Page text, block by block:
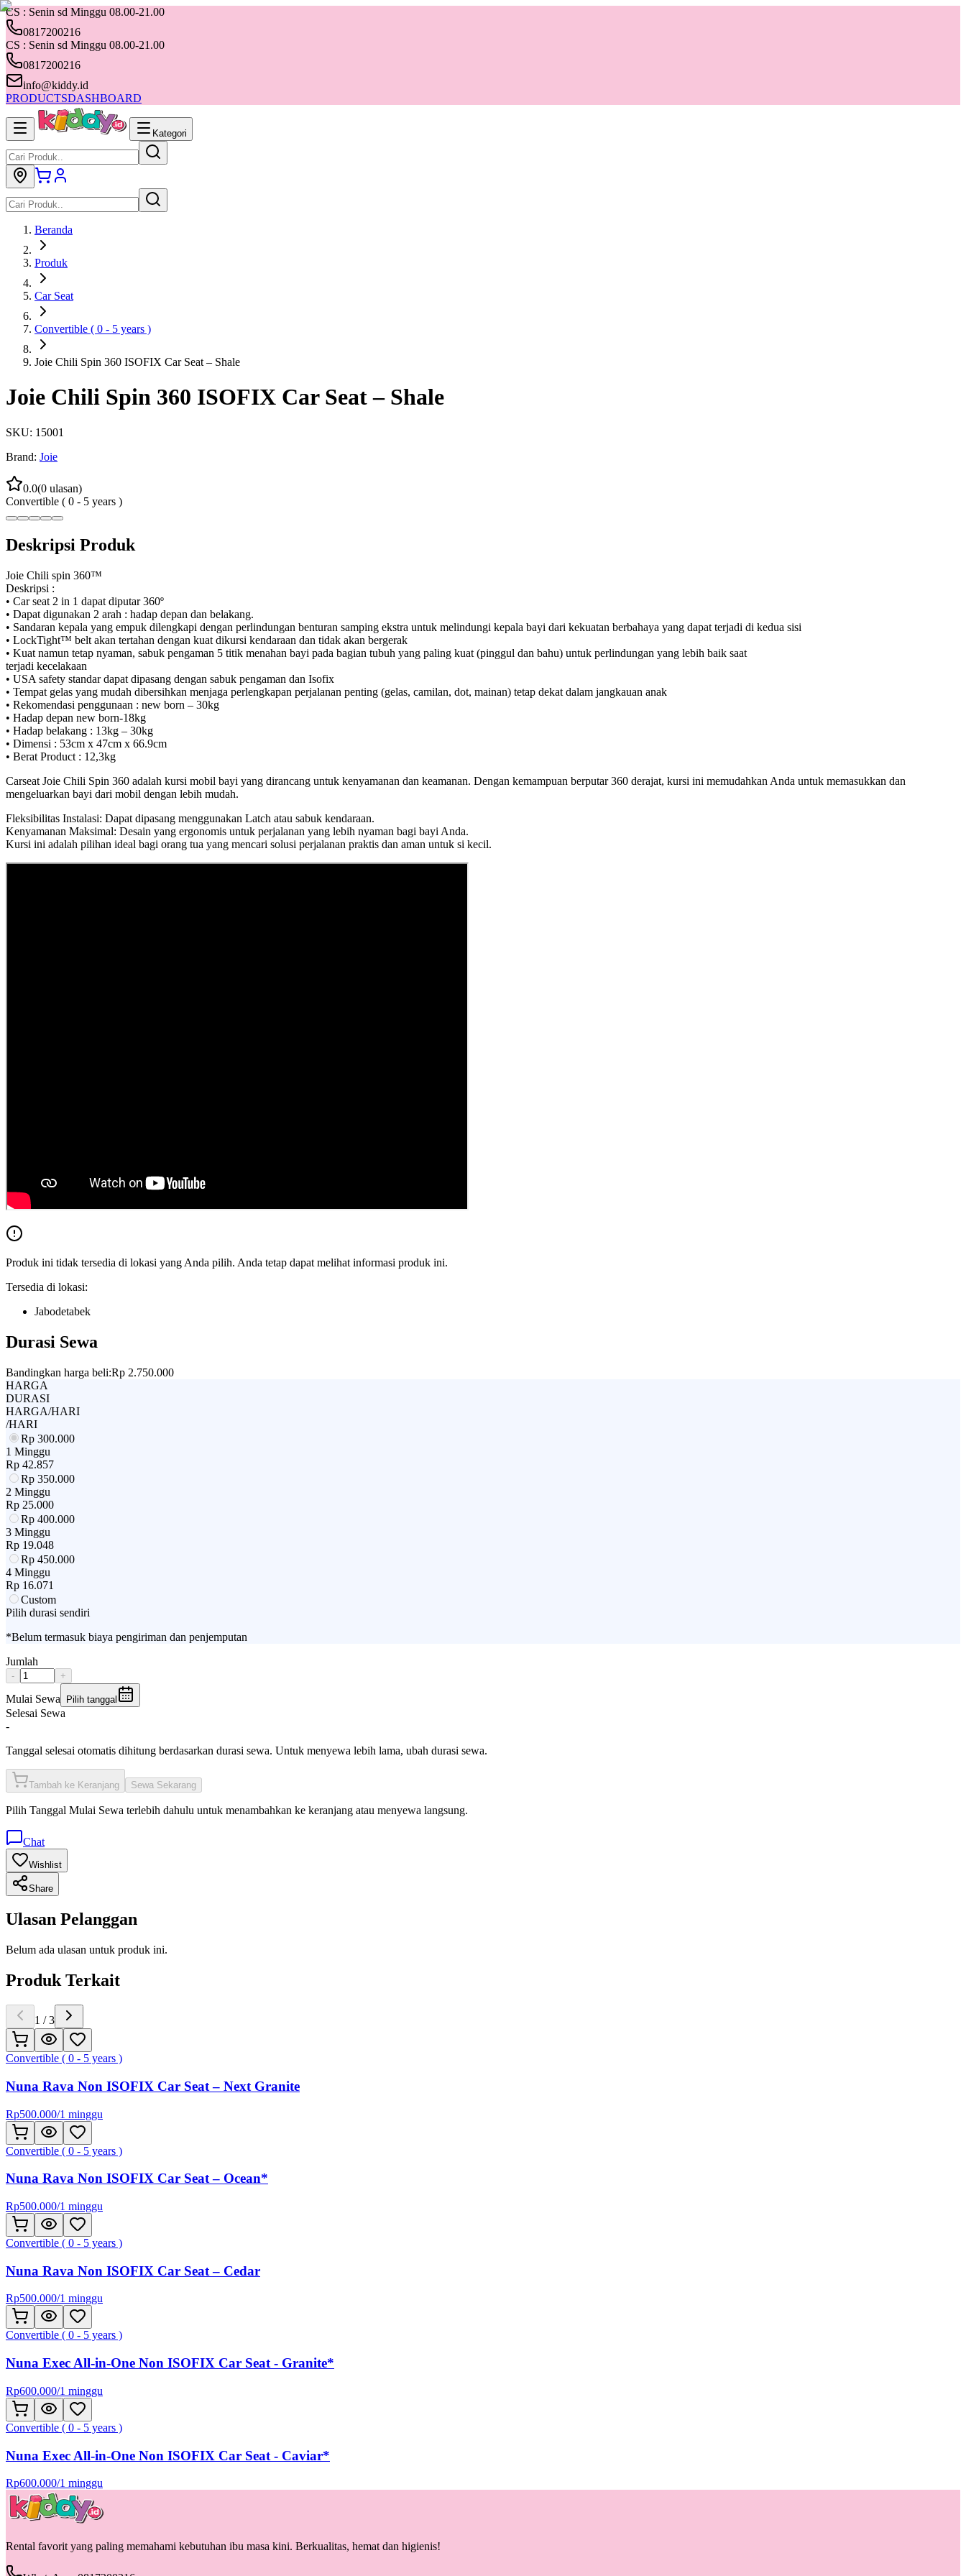
CS : Senin sd Minggu 08.00-21.00
0817200216
CS : Senin sd Minggu 08.00-21.00
0817200216
info@kiddy.id
PRODUCTSDASHBOARD
Kategori
Beranda
Produk
Car Seat
Convertible ( 0 - 5 years )
Joie Chili Spin 360 ISOFIX Car Seat – Shale
Joie Chili Spin 360 ISOFIX Car Seat – Shale
SKU: 15001
Brand: Joie
0.0(0 ulasan)
Convertible ( 0 - 5 years )
Deskripsi Produk
Joie Chili spin 360™
Deskripsi :
• Car seat 2 in 1 dapat diputar 360º
• Dapat digunakan 2 arah : hadap depan dan belakang.
• Sandaran kepala yang empuk dilengkapi dengan perlindungan benturan samping ekstra untuk melindungi kepala bayi dari kekuatan berbahaya yang dapat terjadi di kedua sisi
• LockTight™ belt akan tertahan dengan kuat dikursi kendaraan dan tidak akan bergerak
• Kuat namun tetap nyaman, sabuk pengaman 5 titik menahan bayi pada bagian tubuh yang paling kuat (pinggul dan bahu) untuk perlindungan yang lebih baik saat
terjadi kecelakaan
• USA safety standar dapat dipasang dengan sabuk pengaman dan Isofix
• Tempat gelas yang mudah dibersihkan menjaga perlengkapan perjalanan penting (gelas, camilan, dot, mainan) tetap dekat dalam jangkauan anak
• Rekomendasi penggunaan : new born – 30kg
• Hadap depan new born-18kg
• Hadap belakang : 13kg – 30kg
• Dimensi : 53cm x 47cm x 66.9cm
• Berat Product : 12,3kg
Carseat Joie Chili Spin 360 adalah kursi mobil bayi yang dirancang untuk kenyamanan dan keamanan. Dengan kemampuan berputar 360 derajat, kursi ini memudahkan Anda untuk memasukkan dan
mengeluarkan bayi dari mobil dengan lebih mudah.
Fleksibilitas Instalasi: Dapat dipasang menggunakan Latch atau sabuk kendaraan.
Kenyamanan Maksimal: Desain yang ergonomis untuk perjalanan yang lebih nyaman bagi bayi Anda.
Kursi ini adalah pilihan ideal bagi orang tua yang mencari solusi perjalanan praktis dan aman untuk si kecil.
Produk ini tidak tersedia di lokasi yang Anda pilih. Anda tetap dapat melihat informasi produk ini.
Tersedia di lokasi:
Jabodetabek
Durasi Sewa
Bandingkan harga beli:Rp 2.750.000
HARGA
DURASI
HARGA/HARI
/HARI
Rp 300.000
1 Minggu
Rp 42.857
Rp 350.000
2 Minggu
Rp 25.000
Rp 400.000
3 Minggu
Rp 19.048
Rp 450.000
4 Minggu
Rp 16.071
Custom
Pilih durasi sendiri
*Belum termasuk biaya pengiriman dan penjemputan
Jumlah
- +
Mulai Sewa Pilih tanggal
Selesai Sewa
-
Tanggal selesai otomatis dihitung berdasarkan durasi sewa. Untuk menyewa lebih lama, ubah durasi sewa.
Tambah ke Keranjang Sewa Sekarang
Pilih Tanggal Mulai Sewa terlebih dahulu untuk menambahkan ke keranjang atau menyewa langsung.
Chat
Wishlist
Share
Ulasan Pelanggan
Belum ada ulasan untuk produk ini.
Produk Terkait
1 /3
Convertible ( 0 - 5 years )
Nuna Rava Non ISOFIX Car Seat – Next Granite
Rp500.000/1 minggu
Convertible ( 0 - 5 years )
Nuna Rava Non ISOFIX Car Seat – Ocean*
Rp500.000/1 minggu
Convertible ( 0 - 5 years )
Nuna Rava Non ISOFIX Car Seat – Cedar
Rp500.000/1 minggu
Convertible ( 0 - 5 years )
Nuna Exec All-in-One Non ISOFIX Car Seat - Granite*
Rp600.000/1 minggu
Convertible ( 0 - 5 years )
Nuna Exec All-in-One Non ISOFIX Car Seat - Caviar*
Rp600.000/1 minggu
Rental favorit yang paling memahami kebutuhan ibu masa kini. Berkualitas, hemat dan higienis!